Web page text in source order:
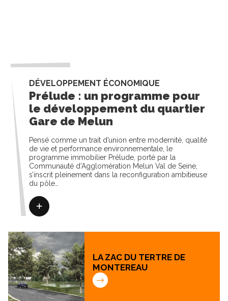
DÉVELOPPEMENT ÉCONOMIQUE
Prélude : un programme pour
le développement du quartier
Gare de Melun
Pensé comme un trait d’union entre modernité, qualité
de vie et performance environnementale, le
programme immobilier Prélude, porté par la
Communauté d’Agglomération Melun Val de Seine,
s’inscrit pleinement dans la reconfiguration ambitieuse
du pôle…
LA ZAC DU TERTRE DE
MONTEREAU